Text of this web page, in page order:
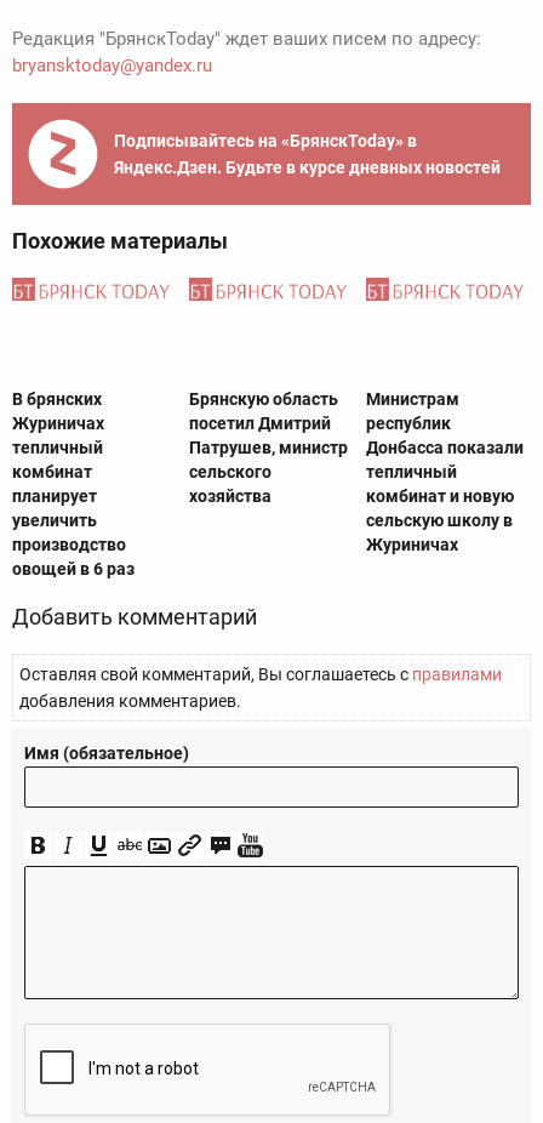
Редакция "БрянскToday" ждет ваших писем по адресу:
bryansktoday@yandex.ru
Подписывайтесь на «БрянскToday» в
Яндекс.Дзен. Будьте в курсе дневных новостей
Похожие материалы
В брянских
Журиничах
тепличный
комбинат
планирует
увеличить
производство
овощей в 6 раз
Брянскую область
посетил Дмитрий
Патрушев, министр
сельского
хозяйства
Министрам
республик
Донбасса показали
тепличный
комбинат и новую
сельскую школу в
Журиничах
Добавить комментарий
Оставляя свой комментарий, Вы соглашаетесь с правилами
добавления комментариев.
Имя (обязательное)